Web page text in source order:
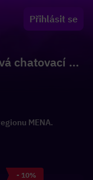
Přihlásit se
chatovací mí
MENA.
- 10%